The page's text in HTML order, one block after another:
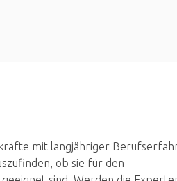
mit langjähriger
ob sie für den